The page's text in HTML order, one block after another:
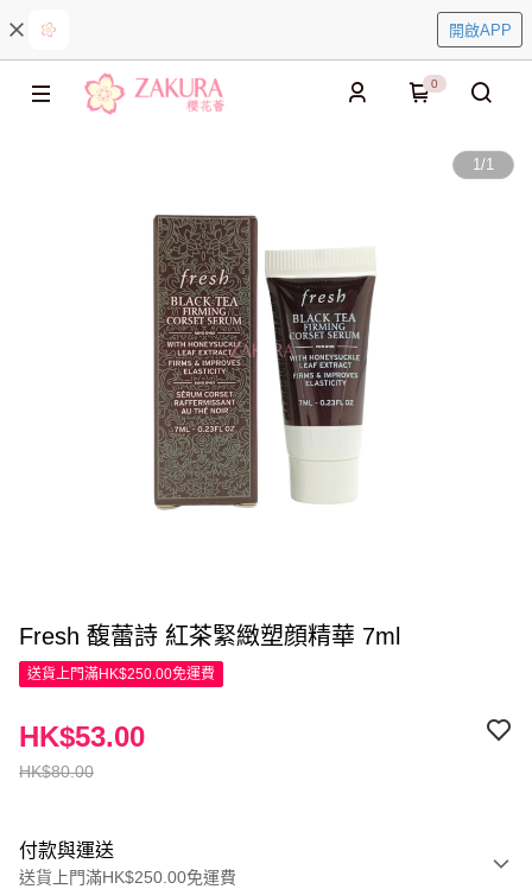
開啟APP
0
1/1
Fresh 馥蕾詩 紅茶緊緻塑顔精華 7ml
送貨上門滿HK$250.00免運費
HK$80.00
HK$53.00
付款與運送
送貨上門滿HK$250.00免運費